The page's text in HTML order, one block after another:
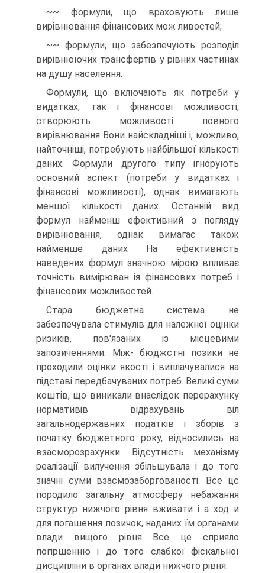
~~ формули, що враховують лише
вирівнювання фінансових мож ливостей;
~~ формули, що забезпечують розподіл
вирівнюючих трансфертів у рівних частинах
на душу населення.
Формули, що включають як потреби у
видатках, так і фінансові можливості,
створюють можливості повного
вирівнювання Вони найскладніші і, можливо,
найточніші, потребують найбільшої кількості
даних. Формули другого типу ігнорують
основний аспект (потреби у видатках і
фінансові можливості), однак вимагають
меншої кількості даних. Останній вид
формул найменш ефективний з погляду
вирівнювання, однак вимагає також
найменше даних На ефективність
наведених формул значною мірою впливає
точність вимірюван ія фінансових потреб і
фінансових можливостей.
Стара бюджетна система не
забезпечувала стимулів для належної оцінки
ризиків, пов'язаних із місцевими
запозиченнями. Між- бюджстні позики не
проходили оцінки якості і виплачувалися на
підставі передбачуваних потреб. Великі суми
коштів, що виникали внаслідок перерахунку
нормативів відрахувань віл
загальнодержавних податків і зборів з
початку бюджетного року, відносились на
взасморозрахунки. Відсутність механізму
реалізації вилучення збільшувала і до того
значні суми взасмозаборгованості. Все цс
породило загальну атмосферу небажання
структур нижчого рівня вживати і а ход и
для погашення позичок, наданих їм органами
влади вищого рівня Все це сприяло
погіршенню і до того слабкої фіскальної
дисципліни в органах влади нижчого рівня.